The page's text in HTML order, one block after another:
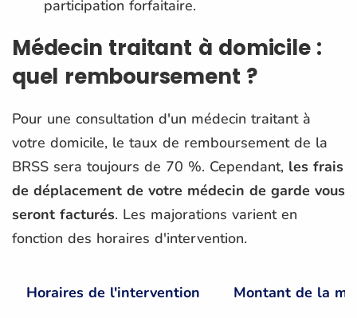
participation forfaitaire.
Médecin traitant à domicile :
quel remboursement ?
Pour une consultation d'un médecin traitant à
votre domicile, le taux de remboursement de la
BRSS sera toujours de 70 %. Cependant, les frais
de déplacement de votre médecin de garde vous
seront facturés. Les majorations varient en
fonction des horaires d'intervention.
Horaires de l'intervention Montant de la